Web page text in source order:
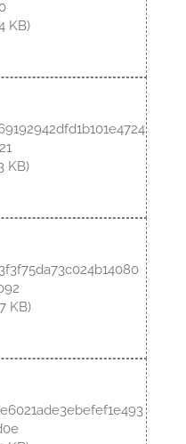
KB)
KB)
KB)